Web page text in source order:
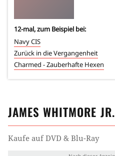
12-mal, zum Beispiel bei:
Navy CIS
Zurück in die Vergangenheit
Charmed - Zauberhafte Hexen
JAMES WHITMORE JR.
Kaufe auf DVD & Blu-Ray